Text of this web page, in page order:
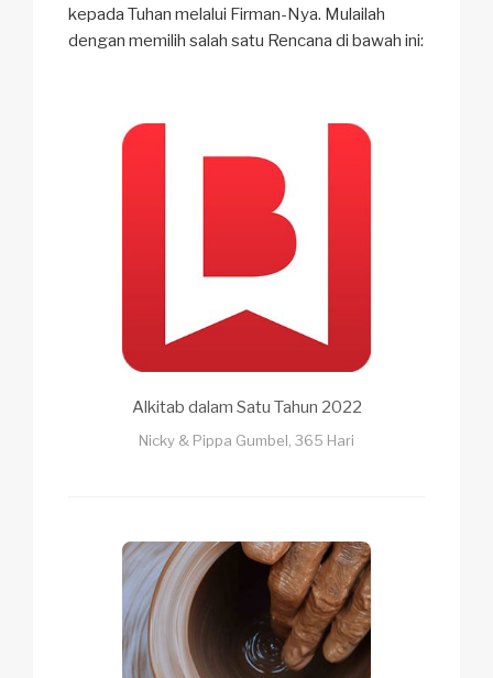
kepada Tuhan melalui Firman-Nya. Mulailah
dengan memilih salah satu Rencana di bawah ini:
Alkitab dalam Satu Tahun 2022
Nicky & Pippa Gumbel, 365 Hari